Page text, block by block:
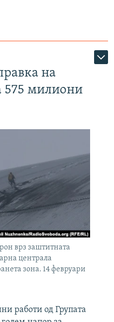
на
575 милиони
врз заштитната
централа
зона. 14 февруари
работи од Групата